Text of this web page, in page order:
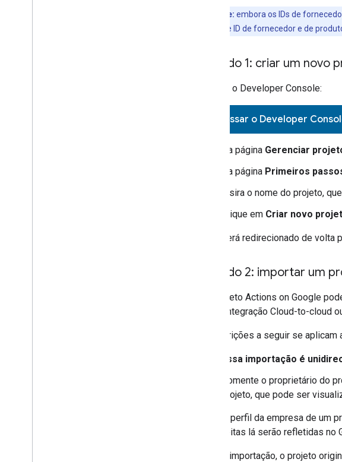
Importante: embora os IDs de
combinação de ID de fornecedor e de
Método 1: criar um novo
Acesse o Developer Console:
Acessar o Developer
Na página Gerenciar
Na página Primeiros
Insira o nome do projeto,
Clique em Criar novo
Você será redirecionado de volta
Método 2: importar um
Um projeto Actions on Google
a uma integração Cloud-to-cloud
As restrições a seguir se aplicam
Essa importação é
Somente o proprietário do
projeto, que pode ser
O perfil da empresa de um
feitas lá serão refletidas no
Após a importação, o projeto